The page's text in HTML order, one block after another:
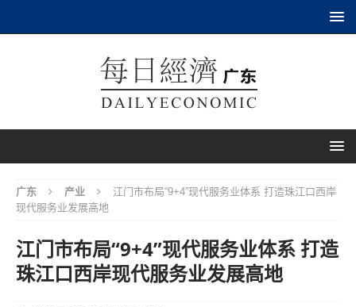
广东 产业
江门市布局“9+4”现代服务业体系 打造珠江口西岸
现代服务业发展高地
江门市布局“9+4”现代服务业体系 打造
珠江口西岸现代服务业发展高地